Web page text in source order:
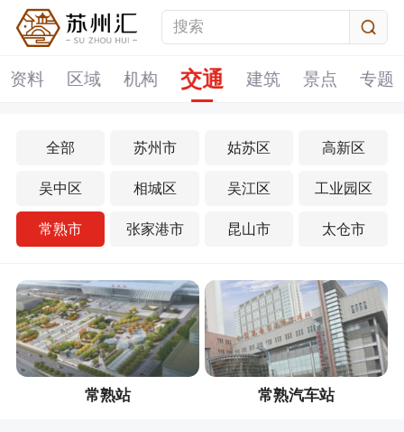
资料 区域 机构 交通 建筑 景点 专题
全部 苏州市 姑苏区 高新区
吴中区 相城区 吴江区 工业园区
常熟市 张家港市 昆山市 太仓市
常熟站 常熟汽车站